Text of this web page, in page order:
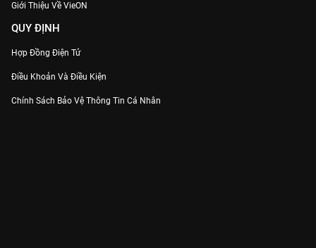
Giới Thiệu Về VieON
QUY ĐỊNH
Hợp Đồng Điện Tử
Điều Khoản Và Điều Kiện
Chính Sách Bảo Vệ Thông Tin Cá Nhân